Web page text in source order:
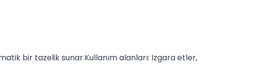
bir tazelik sunar.Kullanım alanları: Izgara etler,